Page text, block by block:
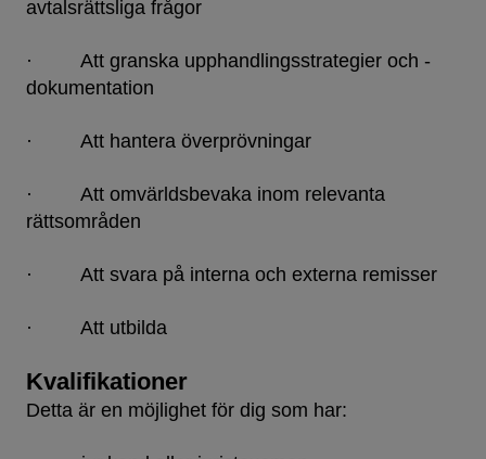
avtalsrättsliga frågor
· Att granska upphandlingsstrategier och -
dokumentation
· Att hantera överprövningar
· Att omvärldsbevaka inom relevanta
rättsområden
· Att svara på interna och externa remisser
· Att utbilda
Kvalifikationer
Detta är en möjlighet för dig som har: